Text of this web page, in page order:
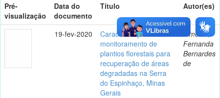
Pré-
visualização
Data do
documento
Título Autor(es)
19-fev-2020
Caracterização e
monitoramento de
plantios florestais para
recuperação de áreas
degradadas na Serra
do Espinhaço, Minas
Gerais
Almeida,
Fernanda
Bernardes
de